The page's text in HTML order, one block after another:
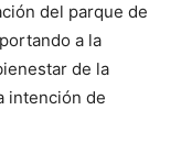
del parque de
a la
de la
intención de